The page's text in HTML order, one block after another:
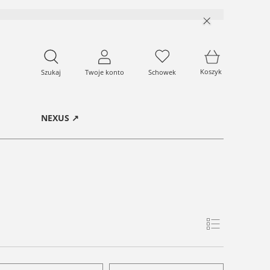
Szukaj Twoje konto Schowek Koszyk
NEXUS ↗